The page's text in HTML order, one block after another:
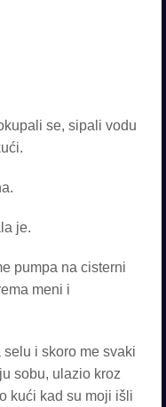
se, sipali vodu
je.
pumpa na cisterni
meni i
i skoro me svaki
sobu, ulazio kroz
kući kad su moji išli